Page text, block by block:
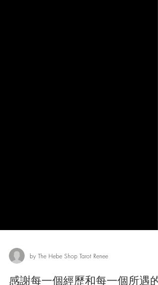
by The Hebe Shop Tarot Renee